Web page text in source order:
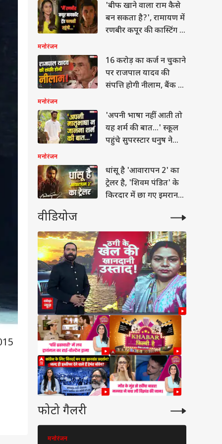
Abhishek Bachchan and Aishwarya Rai
2007 को शादी की थी. ऐश्वर्या, अभिषेक से उम्र में 3
'बीफ खाने वाला राम कैसे
बन सकता है?', रामायण में
रणबीर कपूर की कास्टिंग के
मनोरंजन
16 करोड़ का कर्ज न चुकाने
पर राजपाल यादव की
संपत्ति होगी नीलाम, बैंक ने
मनोरंजन
'अपनी भाषा नहीं आती तो
यह शर्म की बात...' स्कूल
पहुंचे सुपरस्टार धनुष ने
मनोरंजन
धांसू है 'आवारापन 2' का
ट्रेलर है, 'शिवम पंडित' के
किरदार में छा गए इमरान
वीडियोज
फोटो गैलरी
मनोरंजन
2027 से पहले इन 3
को रिलीज कर
NEET-UG में ‘टू-स्टेज
से पेपर लीक पर